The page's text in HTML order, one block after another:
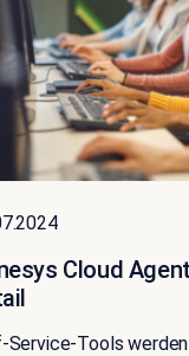
Cloud
Service-Tools